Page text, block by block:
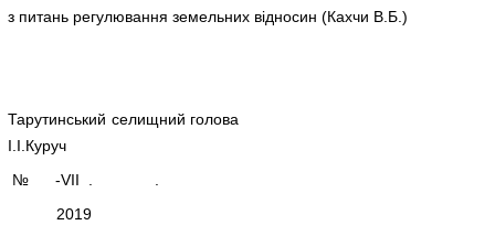
з питань регулювання земельних відносин (Кахчи В.Б.)
Тарутинський селищний голова
І.І.Куруч
№ -VIІ . .
2019